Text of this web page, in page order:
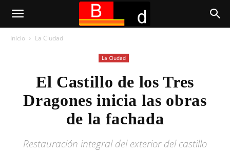
Inicio La Ciudad
La Ciudad
El Castillo de los Tres
Dragones inicia las obras
de la fachada
Restauración integral del exterior del castillo